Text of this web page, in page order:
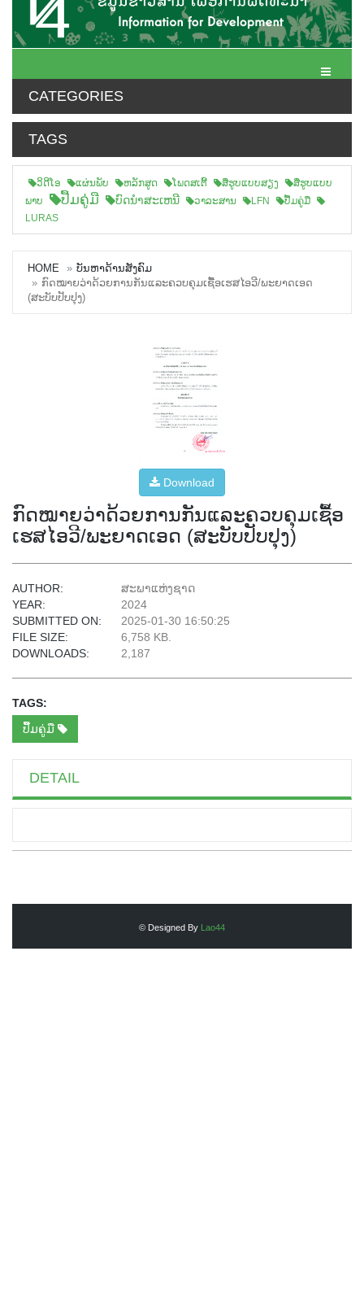
Toggle
CATEGORIES
TAGS
ວິດີໂອ ແຜ່ນພັບ ຫລັກສູດ ໂພດສເຕີ້ ສືຮູບແບບສຽງ
ສື່ຮູບແບບ
ພາບ
ປື້ມຄູ່ມື ບົດນຳສະເຫນີ ວາລະສານ LFN
ປື້ມຄູ່ມື
LURAS
HOME
ບັນຫາດ້ານສັງຄົມ
ກົດໝາຍວ່າດ້ວຍການກັນແລະຄວບຄຸມເຊື້ອເຮສໄອວີ/ພະຍາດເອດ
(ສະບັບປັບປຸງ)
Download
ກົດໝາຍວ່າດ້ວຍການກັນແລະຄວບຄຸມເຊື້ອ
ເຮສໄອວີ/ພະຍາດເອດ (ສະບັບປັບປຸງ)
AUTHOR:
ສະພາແຫ່ງຊາດ
YEAR:
2024
SUBMITTED ON:
2025-01-30 16:50:25
FILE SIZE:
6,758 KB.
DOWNLOADS:
2,187
TAGS:
ປື້ມຄູ່ມື
DETAIL
© Designed By Lao44